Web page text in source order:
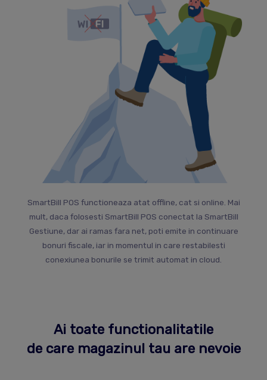
SmartBill POS functioneaza atat offline, cat si online. Mai
mult, daca folosesti SmartBill POS conectat la SmartBill
Gestiune, dar ai ramas fara net, poti emite in continuare
bonuri fiscale, iar in momentul in care restabilesti
conexiunea bonurile se trimit automat in cloud.
Ai toate functionalitatile
de care magazinul tau are nevoie